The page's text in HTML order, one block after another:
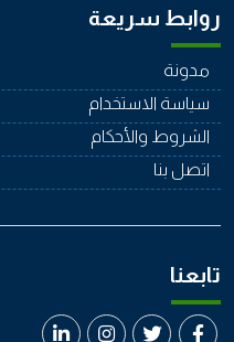
روابط سريعة
مدونة
سياسة الاستخدام
الشروط والأحكام
اتصل بنا
تابعنا